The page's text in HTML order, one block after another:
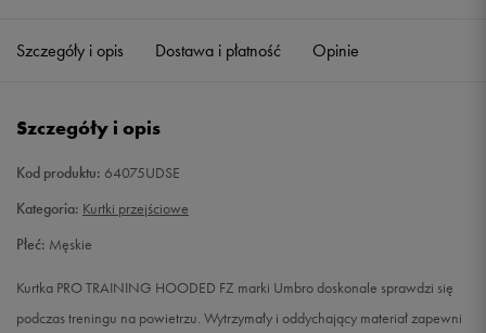
L Powiadom o dostępności
XXL
Szczegóły i opis Dostawa i płatność Opinie
Szczegóły i opis
Kod produktu: 64075UDSE
Kategoria: Kurtki przejściowe
Płeć: Męskie
Kurtka PRO TRAINING HOODED FZ marki Umbro doskonale sprawdzi się
podczas treningu na powietrzu. Wytrzymały i oddychający materiał zapewni